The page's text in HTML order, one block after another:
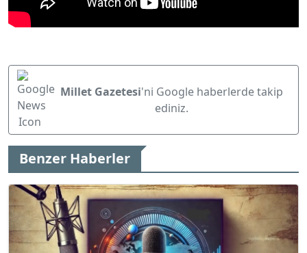
Millet Gazetesi'ni Google haberlerde takip
ediniz.
Benzer Haberler